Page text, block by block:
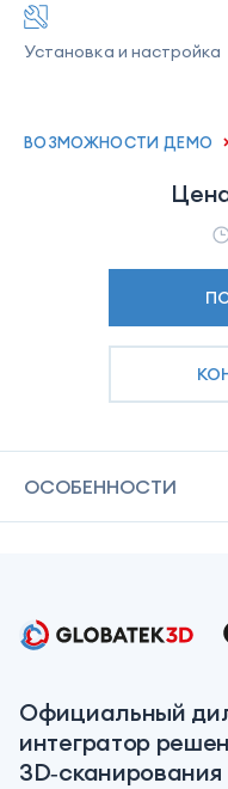
Установка и настройка
ВОЗМОЖНОСТИ ДЕМО
ОСОБЕННОСТИ
Официальный
интегратор
3D‑сканирования